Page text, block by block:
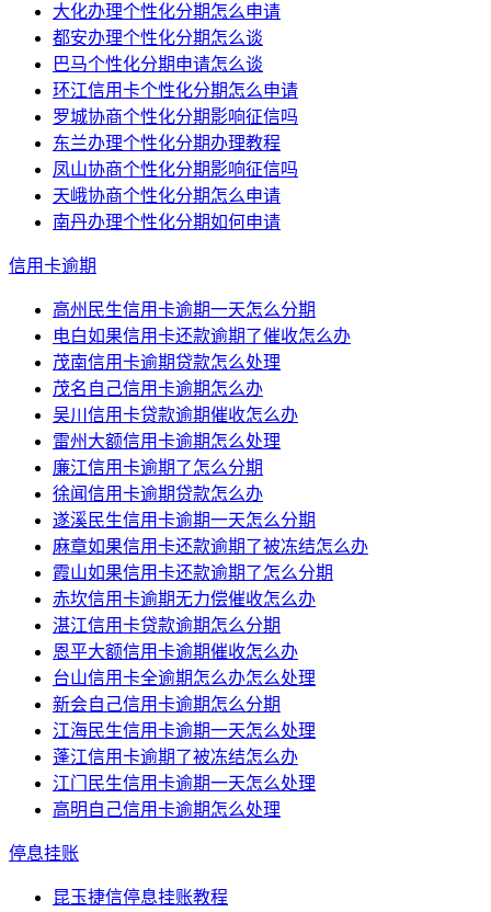
大化办理个性化分期怎么申请
都安办理个性化分期怎么谈
巴马个性化分期申请怎么谈
环江信用卡个性化分期怎么申请
罗城协商个性化分期影响征信吗
东兰办理个性化分期办理教程
凤山协商个性化分期影响征信吗
天峨协商个性化分期怎么申请
南丹办理个性化分期如何申请
信用卡逾期
高州民生信用卡逾期一天怎么分期
电白如果信用卡还款逾期了催收怎么办
茂南信用卡逾期贷款怎么处理
茂名自己信用卡逾期怎么办
吴川信用卡贷款逾期催收怎么办
雷州大额信用卡逾期怎么处理
廉江信用卡逾期了怎么分期
徐闻信用卡逾期贷款怎么办
遂溪民生信用卡逾期一天怎么分期
麻章如果信用卡还款逾期了被冻结怎么办
霞山如果信用卡还款逾期了怎么分期
赤坎信用卡逾期无力偿催收怎么办
湛江信用卡贷款逾期怎么分期
恩平大额信用卡逾期催收怎么办
台山信用卡全逾期怎么办怎么处理
新会自己信用卡逾期怎么分期
江海民生信用卡逾期一天怎么处理
蓬江信用卡逾期了被冻结怎么办
江门民生信用卡逾期一天怎么处理
高明自己信用卡逾期怎么处理
停息挂账
昆玉捷信停息挂账教程